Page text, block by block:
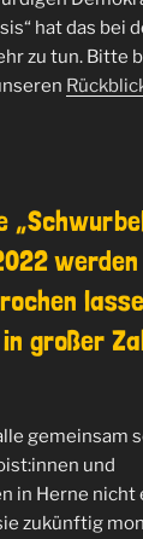
hat das bei
zu tun. Bitte
großer
gemeinsam
und
in Herne nicht
zukünftig